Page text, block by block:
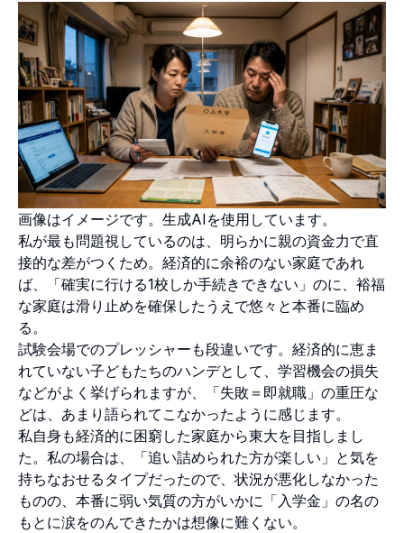
画像はイメージです。生成AIを使用しています。
私が最も問題視しているのは、明らかに親の資金力で直
接的な差がつくため。経済的に余裕のない家庭であれ
ば、「確実に行ける1校しか手続きできない」のに、裕福
な家庭は滑り止めを確保したうえで悠々と本番に臨め
る。
試験会場でのプレッシャーも段違いです。経済的に恵ま
れていない子どもたちのハンデとして、学習機会の損失
などがよく挙げられますが、「失敗＝即就職」の重圧な
どは、あまり語られてこなかったように感じます。
私自身も経済的に困窮した家庭から東大を目指しまし
た。私の場合は、「追い詰められた方が楽しい」と気を
持ちなおせるタイプだったので、状況が悪化しなかった
ものの、本番に弱い気質の方がいかに「入学金」の名の
もとに涙をのんできたかは想像に難くない。